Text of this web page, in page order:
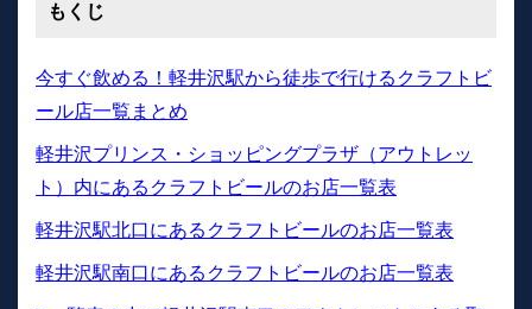
もくじ
今すぐ飲める！​​​​​​軽井沢駅から徒歩で行けるクラフトビ
ール店一覧まとめ
軽井沢プリンス・ショッピングプラザ（アウトレッ
ト）内にあるクラフトビールのお店一覧表
軽井沢駅北口にあるクラフトビールのお店一覧表
軽井沢駅南口にあるクラフトビールのお店一覧表